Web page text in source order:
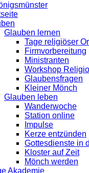
Glauben lernen
Tage religiöser
Firmvorbereitung
Ministranten
Workshop
Glaubensfragen
Kleiner Mönch
Glauben leben
Wanderwoche
Station online
Impulse
Kerze entzünden
Gottesdienste in
Kloster auf Zeit
Mönch werden
Akademie